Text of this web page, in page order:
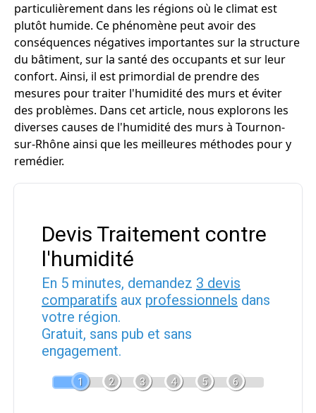
particulièrement dans les régions où le climat est
plutôt humide. Ce phénomène peut avoir des
conséquences négatives importantes sur la structure
du bâtiment, sur la santé des occupants et sur leur
confort. Ainsi, il est primordial de prendre des
mesures pour traiter l'humidité des murs et éviter
des problèmes. Dans cet article, nous explorons les
diverses causes de l'humidité des murs à Tournon-
sur-Rhône ainsi que les meilleures méthodes pour y
remédier.
Devis Traitement contre
l'humidité
En 5 minutes, demandez 3 devis
comparatifs aux professionnels dans
votre région.
Gratuit, sans pub et sans
engagement.
1 2 3 4 5 6